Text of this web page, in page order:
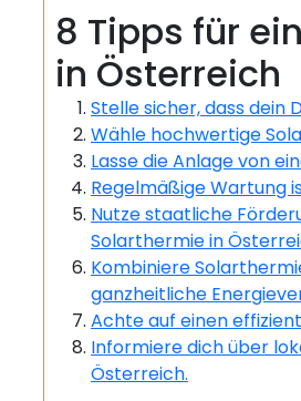
8 Tipps für
in Österreich
Stelle sicher, dass dein
Wähle hochwertige
Lasse die Anlage von
Regelmäßige Wartung
Nutze staatliche
Solarthermie in
Kombiniere
ganzheitliche
Achte auf einen
Informiere dich über
Österreich.